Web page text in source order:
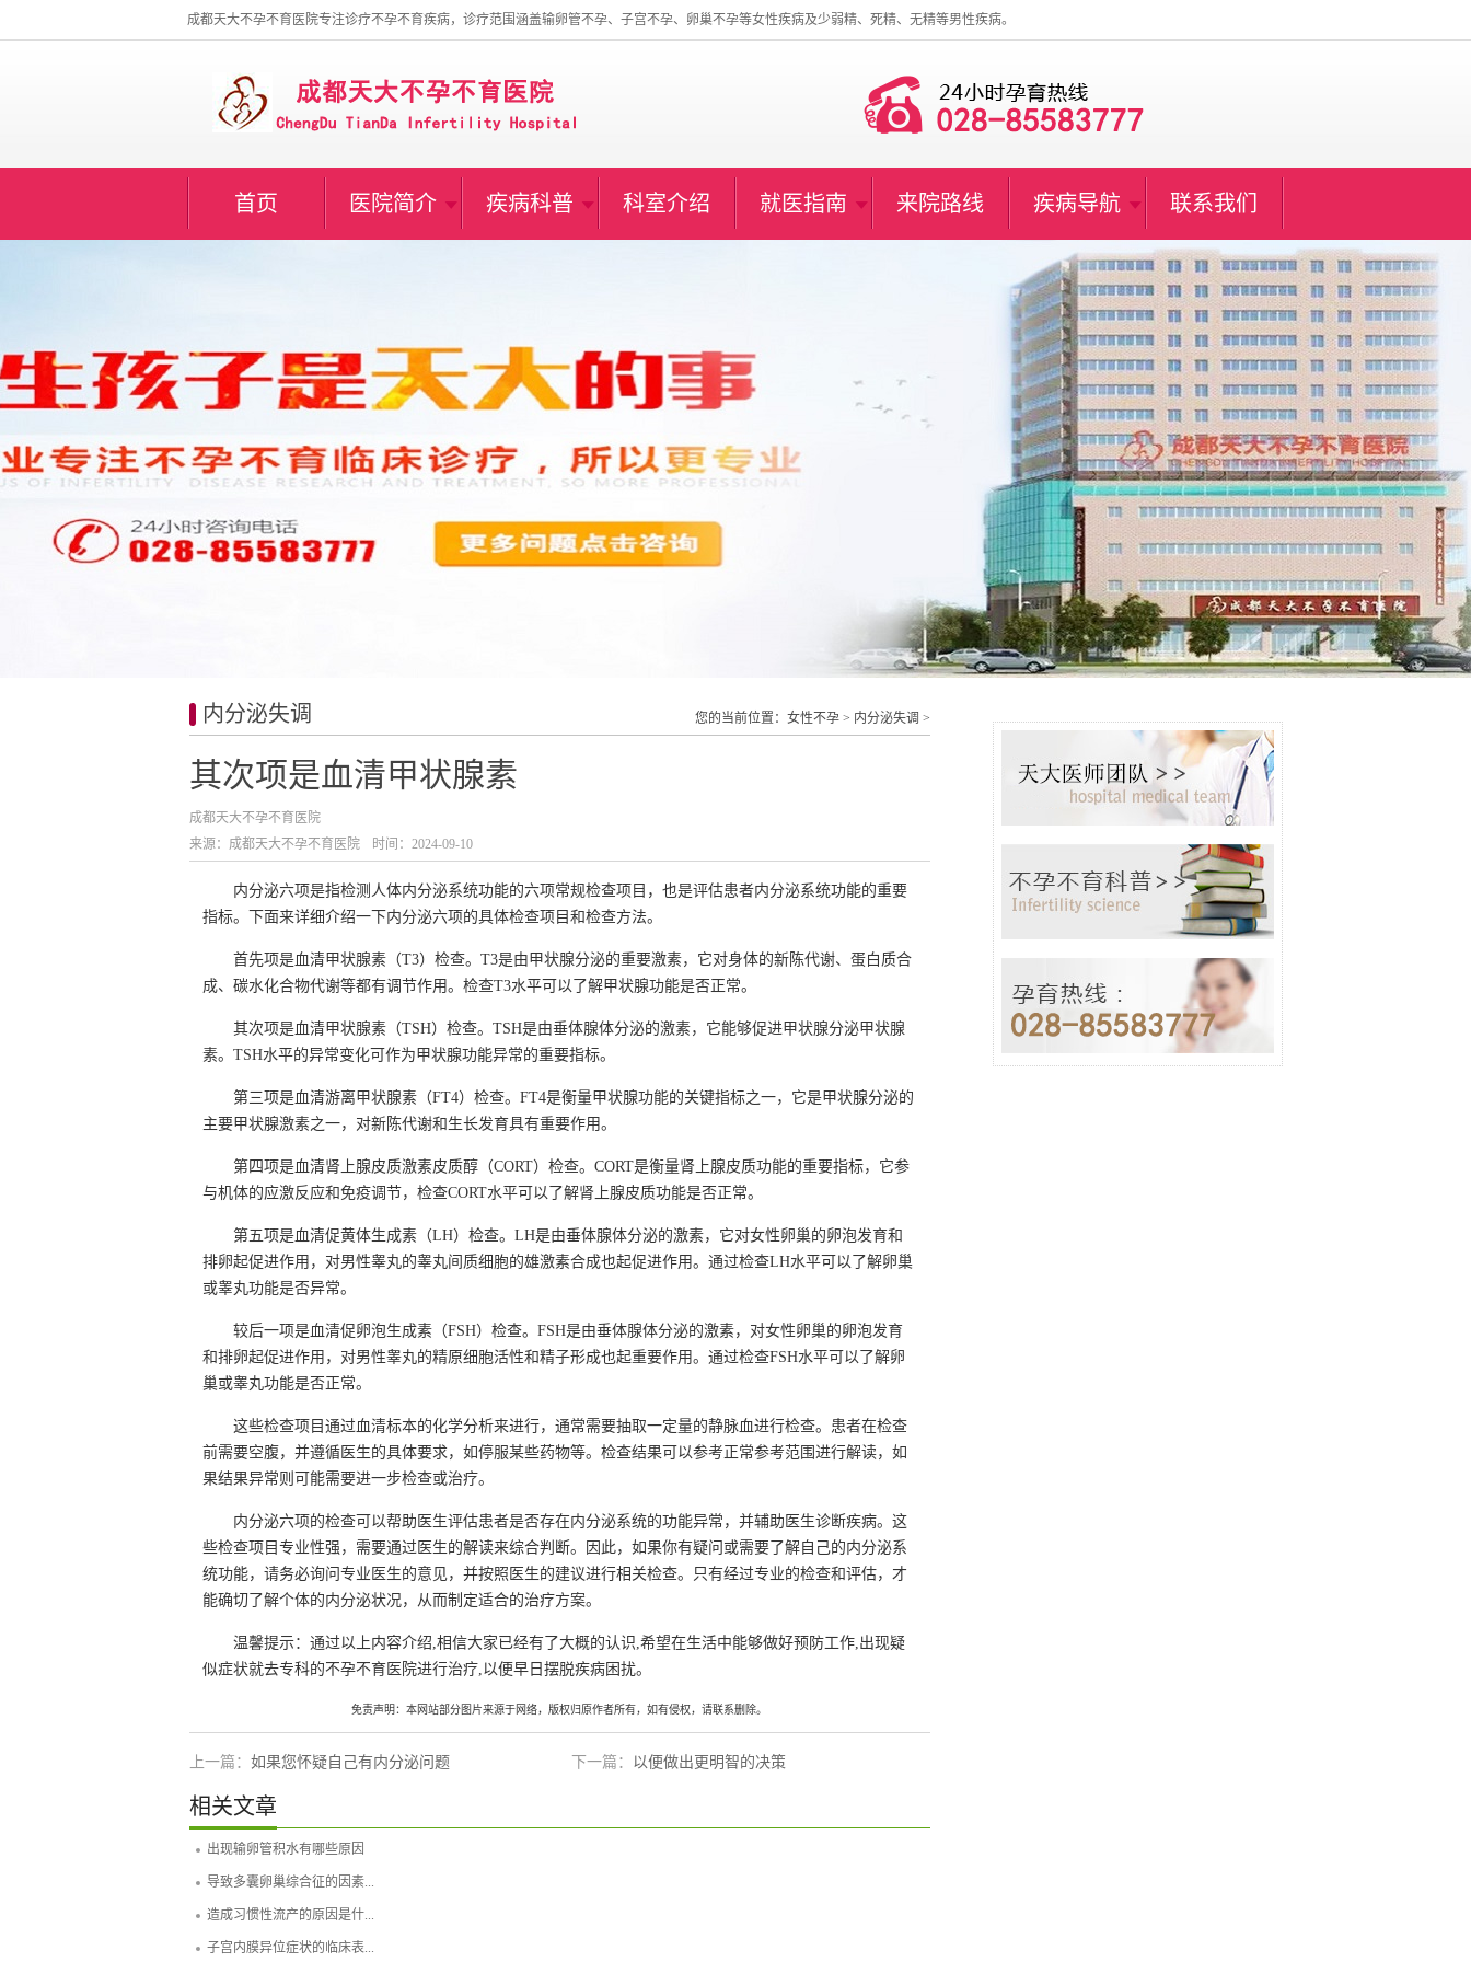
成都天大不孕不育医院专注诊疗不孕不育疾病，诊疗范围涵盖输卵管不孕、子宫不孕、卵巢不孕等女性疾病及少弱精、死精、无精等男性疾病。
首页 医院简介 疾病科普 科室介绍 就医指南 来院路线 疾病导航 联系我们
内分泌失调 您的当前位置： 女性不孕> 内分泌失调 >
其次项是血清甲状腺素
成都天大不孕不育医院
来源：成都天大不孕不育医院
时间：2024-09-10
内分泌六项是指检测人体内分泌系统功能的六项常规检查项目，也是评估患者内分泌系统功能的重要
指标。下面来详细介绍一下内分泌六项的具体检查项目和检查方法。
首先项是血清甲状腺素（T3）检查。T3是由甲状腺分泌的重要激素，它对身体的新陈代谢、蛋白质合
成、碳水化合物代谢等都有调节作用。检查T3水平可以了解甲状腺功能是否正常。
其次项是血清甲状腺素（TSH）检查。TSH是由垂体腺体分泌的激素，它能够促进甲状腺分泌甲状腺
素。TSH水平的异常变化可作为甲状腺功能异常的重要指标。
第三项是血清游离甲状腺素（FT4）检查。FT4是衡量甲状腺功能的关键指标之一，它是甲状腺分泌的
主要甲状腺激素之一，对新陈代谢和生长发育具有重要作用。
第四项是血清肾上腺皮质激素皮质醇（CORT）检查。CORT是衡量肾上腺皮质功能的重要指标，它参
与机体的应激反应和免疫调节，检查CORT水平可以了解肾上腺皮质功能是否正常。
第五项是血清促黄体生成素（LH）检查。LH是由垂体腺体分泌的激素，它对女性卵巢的卵泡发育和
排卵起促进作用，对男性睾丸的睾丸间质细胞的雄激素合成也起促进作用。通过检查LH水平可以了解卵巢
或睾丸功能是否异常。
较后一项是血清促卵泡生成素（FSH）检查。FSH是由垂体腺体分泌的激素，对女性卵巢的卵泡发育
和排卵起促进作用，对男性睾丸的精原细胞活性和精子形成也起重要作用。通过检查FSH水平可以了解卵
巢或睾丸功能是否正常。
这些检查项目通过血清标本的化学分析来进行，通常需要抽取一定量的静脉血进行检查。患者在检查
前需要空腹，并遵循医生的具体要求，如停服某些药物等。检查结果可以参考正常参考范围进行解读，如
果结果异常则可能需要进一步检查或治疗。
内分泌六项的检查可以帮助医生评估患者是否存在内分泌系统的功能异常，并辅助医生诊断疾病。这
些检查项目专业性强，需要通过医生的解读来综合判断。因此，如果你有疑问或需要了解自己的内分泌系
统功能，请务必询问专业医生的意见，并按照医生的建议进行相关检查。只有经过专业的检查和评估，才
能确切了解个体的内分泌状况，从而制定适合的治疗方案。
温馨提示：通过以上内容介绍,相信大家已经有了大概的认识,希望在生活中能够做好预防工作,出现疑
似症状就去专科的不孕不育医院进行治疗,以便早日摆脱疾病困扰。
免责声明：本网站部分图片来源于网络，版权归原作者所有，如有侵权，请联系删除。
上一篇： 如果您怀疑自己有内分泌问题 下一篇： 以便做出更明智的决策
相关文章
出现输卵管积水有哪些原因
导致多囊卵巢综合征的因素...
造成习惯性流产的原因是什...
子宫内膜异位症状的临床表...